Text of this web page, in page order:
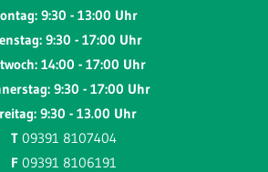
9:30 - 13:00 Uhr
9:30 - 17:00 Uhr
14:00 - 17:00 Uhr
9:30 - 17:00 Uhr
9:30 - 13.00 Uhr
T 09391 8107404
F 09391 8106191